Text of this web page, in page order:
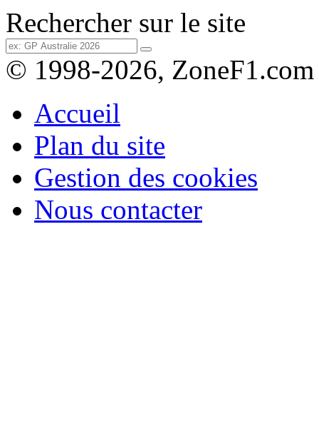
Rechercher sur le site
© 1998-2026, ZoneF1.com
Accueil
Plan du site
Gestion des cookies
Nous contacter